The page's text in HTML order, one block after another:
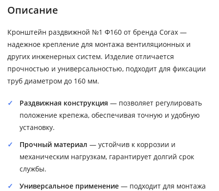
Описание
Кронштейн раздвижной №1 Ф160 от бренда Corax —
надежное крепление для монтажа вентиляционных и
других инженерных систем. Изделие отличается
прочностью и универсальностью, подходит для фиксации
труб диаметром до 160 мм.
Раздвижная конструкция — позволяет регулировать
положение крепежа, обеспечивая точную и удобную
установку.
Прочный материал — устойчив к коррозии и
механическим нагрузкам, гарантирует долгий срок
службы.
Универсальное применение — подходит для монтажа